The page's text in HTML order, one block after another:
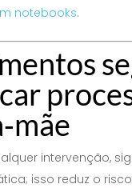
notebooks.
intervenção,
isso reduz o